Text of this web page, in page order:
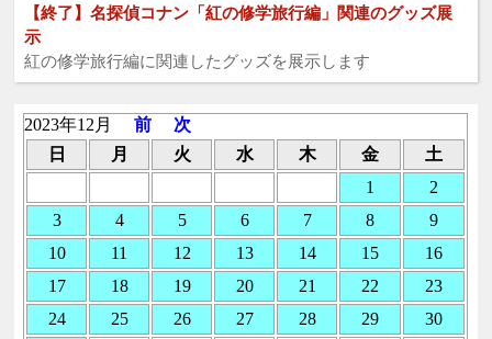
【終了】名探偵コナン「紅の修学旅行編」関連のグッズ展
示
紅の修学旅行編に関連したグッズを展示します